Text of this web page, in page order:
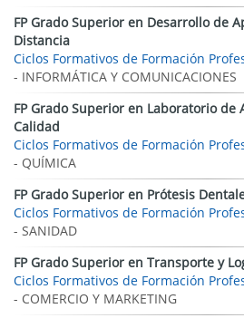
FP Grado Superior en Desarrollo de
Distancia
Ciclos Formativos de Formación
- INFORMÁTICA Y COMUNICACIONES
FP Grado Superior en Laboratorio de
Calidad
Ciclos Formativos de Formación
- QUÍMICA
FP Grado Superior en Prótesis
Ciclos Formativos de Formación
- SANIDAD
FP Grado Superior en Transporte y
Ciclos Formativos de Formación
- COMERCIO Y MARKETING